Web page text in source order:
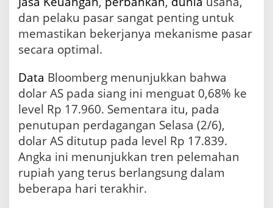
dan pelaku pasar sangat penting untuk
memastikan bekerjanya mekanisme pasar
secara optimal.
Data Bloomberg menunjukkan bahwa
dolar AS pada siang ini menguat 0,68% ke
level Rp 17.960. Sementara itu, pada
penutupan perdagangan Selasa (2/6),
dolar AS ditutup pada level Rp 17.839.
Angka ini menunjukkan tren pelemahan
rupiah yang terus berlangsung dalam
beberapa hari terakhir.